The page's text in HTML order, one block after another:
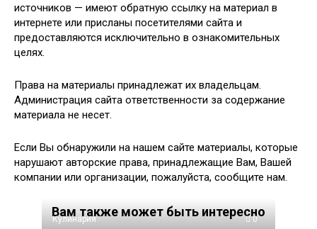
источников — имеют обратную ссылку на материал в
интернете или присланы посетителями сайта и
предоставляются исключительно в ознакомительных
целях.
Права на материалы принадлежат их владельцам.
Администрация сайта ответственности за содержание
материала не несет.
Если Вы обнаружили на нашем сайте материалы, которые
нарушают авторские права, принадлежащие Вам, Вашей
компании или организации, пожалуйста, сообщите нам.
Вам также может быть интересно
Кулинария 0